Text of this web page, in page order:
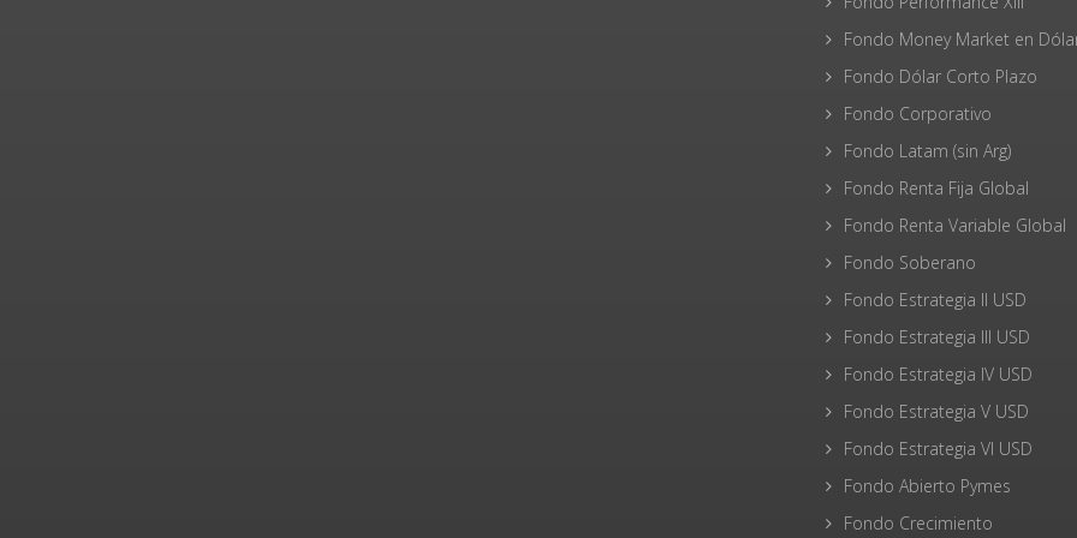
Fondo Money Market en
Fondo Dólar Corto Plazo
Fondo Corporativo
Fondo Latam (sin Arg)
Fondo Renta Fija Global
Fondo Renta Variable Global
Fondo Soberano
Fondo Estrategia II USD
Fondo Estrategia III USD
Fondo Estrategia IV USD
Fondo Estrategia V USD
Fondo Estrategia VI USD
Fondo Abierto Pymes
Fondo Crecimiento